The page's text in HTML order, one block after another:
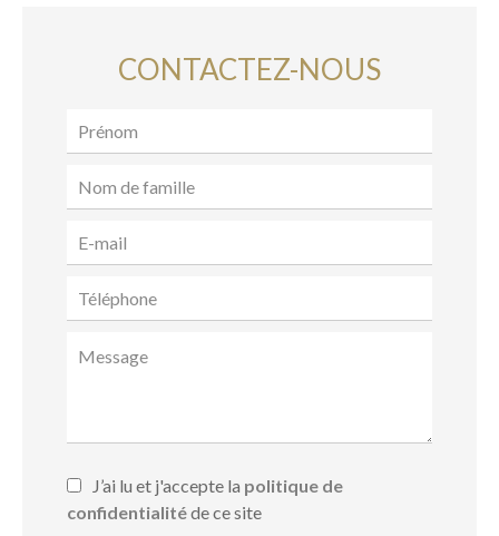
CONTACTEZ-NOUS
J’ai lu et j'accepte la politique de
confidentialitéde ce site